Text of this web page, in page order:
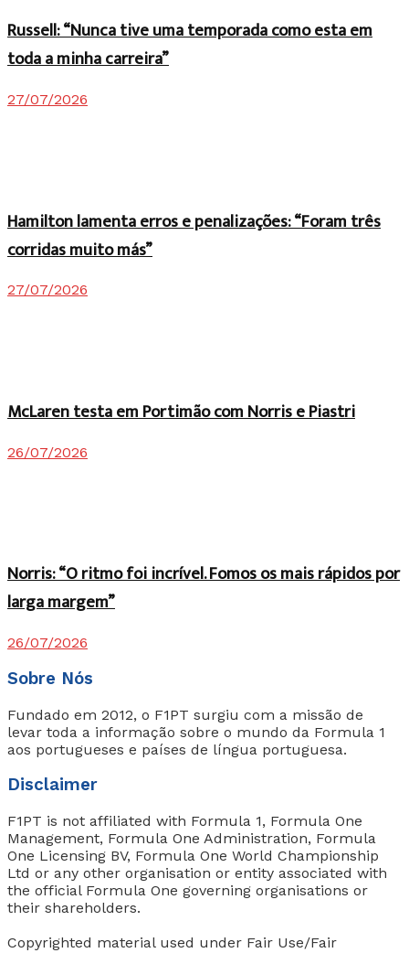
Russell: “Nunca tive uma temporada como esta em
toda a minha carreira”
27/07/2026
Hamilton lamenta erros e penalizações: “Foram três
corridas muito más”
27/07/2026
McLaren testa em Portimão com Norris e Piastri
26/07/2026
Norris: “O ritmo foi incrível. Fomos os mais rápidos por
larga margem”
26/07/2026
Sobre Nós
Fundado em 2012, o F1PT surgiu com a missão de
levar toda a informação sobre o mundo da Formula 1
aos portugueses e países de língua portuguesa.
Disclaimer
F1PT is not affiliated with Formula 1, Formula One
Management, Formula One Administration, Formula
One Licensing BV, Formula One World Championship
Ltd or any other organisation or entity associated with
the official Formula One governing organisations or
their shareholders.
Copyrighted material used under Fair Use/Fair